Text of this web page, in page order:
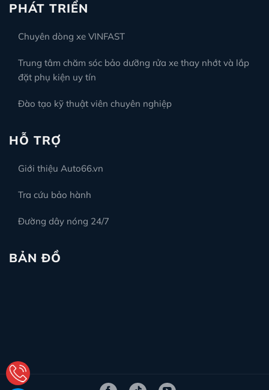
PHÁT TRIỂN
Chuyên dòng xe VINFAST
Trung tâm chăm sóc bảo dưỡng rửa xe thay nhớt và lắp
đặt phụ kiện uy tín
Đào tạo kỹ thuật viên chuyên nghiệp
HỖ TRỢ
Giới thiệu Auto66.vn
Tra cứu bảo hành
Đường dây nóng 24/7
BẢN ĐỒ